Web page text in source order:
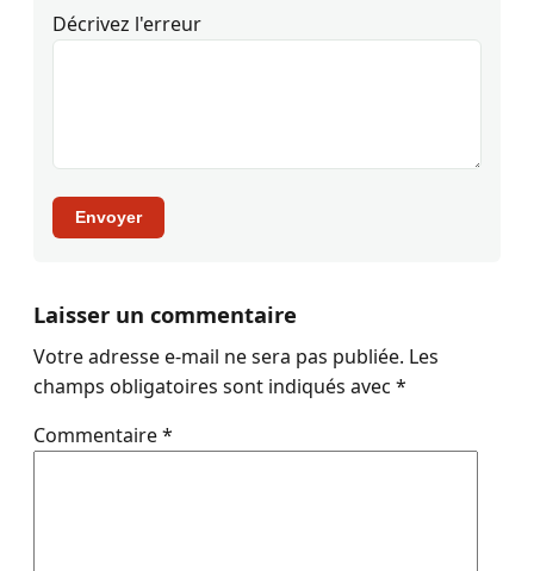
Décrivez l'erreur
Envoyer
Laisser un commentaire
Votre adresse e-mail ne sera pas publiée. Les
champs obligatoires sont indiqués avec *
Commentaire*